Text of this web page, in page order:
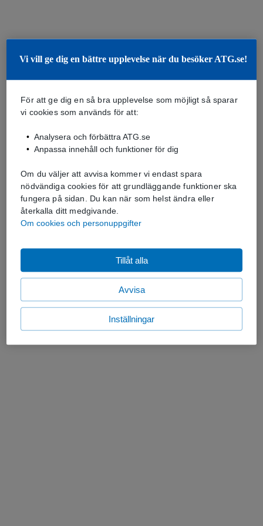
Vi vill ge dig en bättre upplevelse när du besöker ATG.se!
För att ge dig en så bra upplevelse som möjligt så sparar
vi cookies som används för att:
Analysera och förbättra ATG.se
Anpassa innehåll och funktioner för dig
Om du väljer att avvisa kommer vi endast spara
nödvändiga cookies för att grundläggande funktioner ska
fungera på sidan. Du kan när som helst ändra eller
återkalla ditt medgivande.
Om cookies och personuppgifter
Avvisa
Tillåt alla
Inställningar